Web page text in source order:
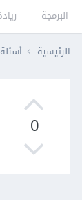
البرمجة
الرئيسية
0